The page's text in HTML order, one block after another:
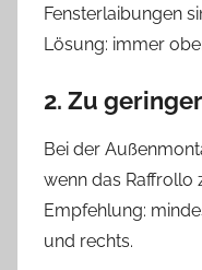
Fensterlaibungen
Lösung: immer
2. Zu
Bei der
wenn das Raffrollo
Empfehlung:
und rechts.